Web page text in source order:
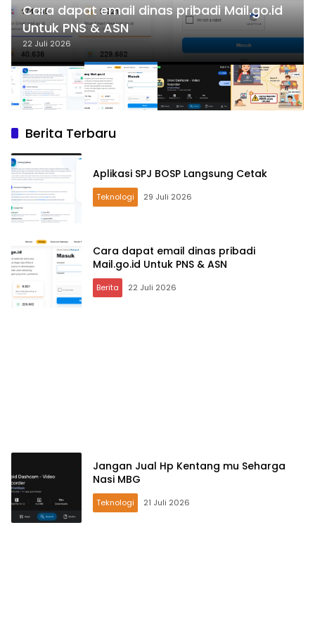
Cara dapat email dinas pribadi Mail.go.id
Untuk PNS & ASN
22 Juli 2026
Berita Terbaru
Aplikasi SPJ BOSP Langsung Cetak
Teknologi 29 Juli 2026
Cara dapat email dinas pribadi
Mail.go.id Untuk PNS & ASN
Berita 22 Juli 2026
Jangan Jual Hp Kentang mu Seharga
Nasi MBG
Teknologi 21 Juli 2026
OKU